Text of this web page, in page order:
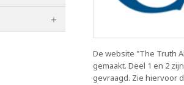
De website "The Truth
gemaakt. Deel 1 en 2
gevraagd. Zie hiervoor